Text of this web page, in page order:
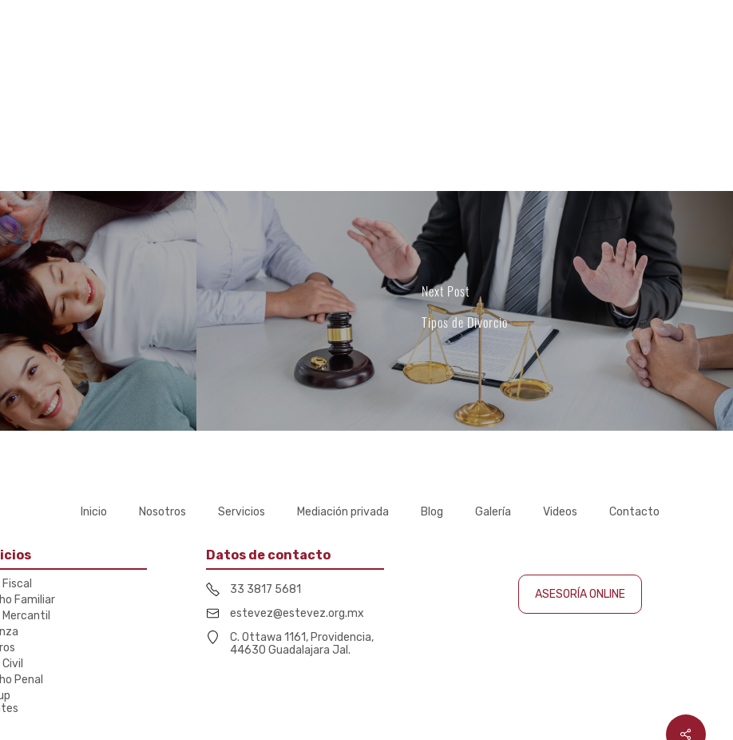
Next Post
Tipos de Divorcio
Inicio Nosotros Servicios Mediación privada Blog Galería Videos Contacto
Familiar
Penal
Datos de contacto
33 3817 5681
estevez@estevez.org.mx
C. Ottawa 1161, Providencia,
44630 Guadalajara Jal.
ASESORÍA ONLINE